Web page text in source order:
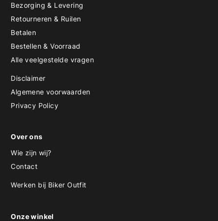
Bezorging & Levering
Retourneren & Ruilen
Betalen
Bestellen & Voorraad
Alle veelgestelde vragen
Disclaimer
Algemene voorwaarden
Privacy Policy
Over ons
Wie zijn wij?
Contact
Werken bij Biker Outfit
Onze winkel